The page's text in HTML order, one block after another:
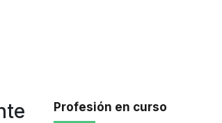
Profesión en curso